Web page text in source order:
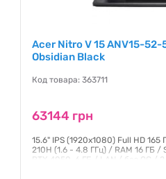
Acer Nitro V 15 ANV15-52-
Obsidian Black
Код товара: 363711
63144 грн
15.6" IPS (1920x1080) Full HD
210H (1.6 - 4.8 ГГц) / RAM 16 ГБ /
RTX 4050, 6 ГБ / LAN / без ОС /